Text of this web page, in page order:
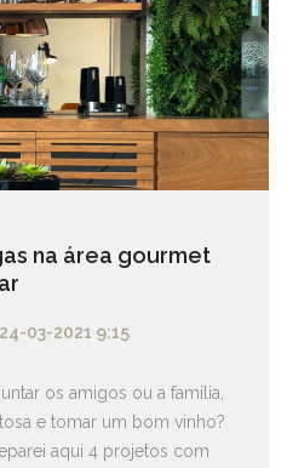
na área gourmet
24-03-2021 9:15
os amigos ou a família,
e tomar um bom vinho?
aqui 4 projetos com